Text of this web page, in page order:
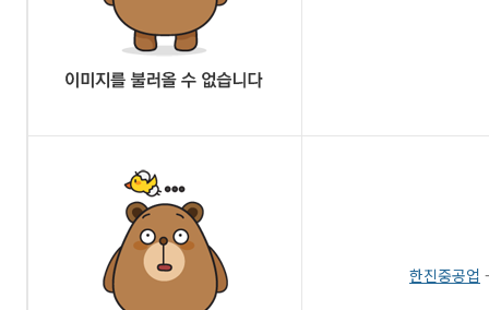
한진중공업 -